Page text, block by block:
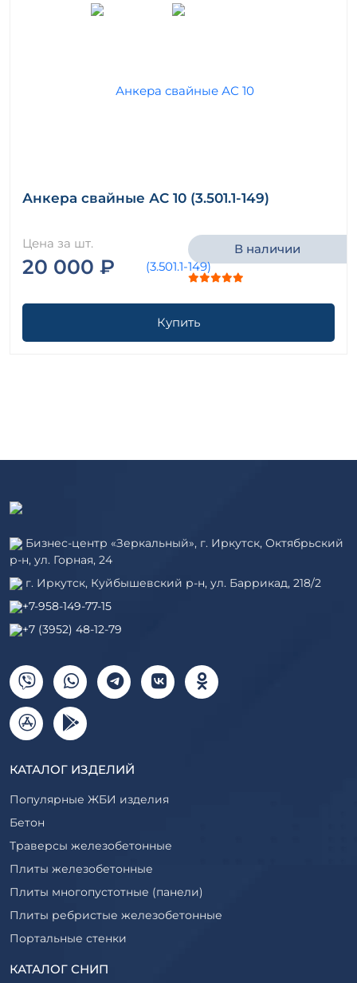
Анкера свайные АС 10 (3.501.1-149)
Цена за шт.
20 000 ₽
В наличии
Купить
Бизнес-центр «Зеркальный», г. Иркутск, Октябрьский
р-н, ул. Горная, 24
г. Иркутск, Куйбышевский р-н, ул. Баррикад, 218/2
+7-958-149-77-15
+7 (3952) 48-12-79
КАТАЛОГ ИЗДЕЛИЙ
Популярные ЖБИ изделия
Бетон
Траверсы железобетонные
Плиты железобетонные
Плиты многопустотные (панели)
Плиты ребристые железобетонные
Портальные стенки
Прогоны железобетонные
КАТАЛОГ СНИП